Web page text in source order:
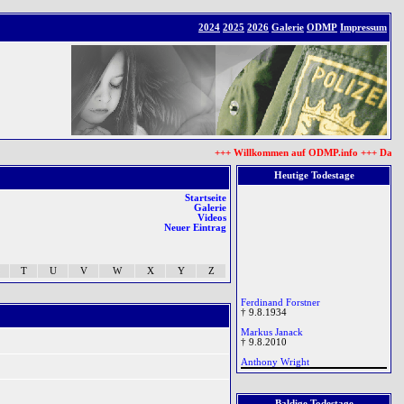
2024 2025 2026 Galerie ODMP Impressum
+++ Willkommen auf ODMP.info +++ Das
Startseite
Galerie
Videos
Neuer Eintrag
T U V W X Y Z
Heutige Todestage
Ferdinand Forstner
† 9.8.1934
Markus Janack
† 9.8.2010
Anthony Wright